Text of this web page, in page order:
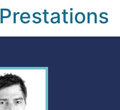
Prestations